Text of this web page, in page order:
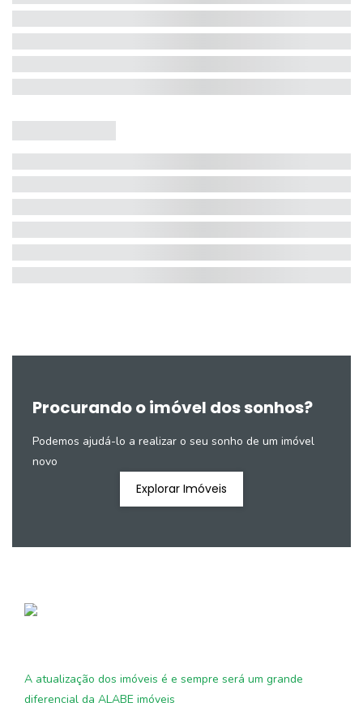
Procurando o imóvel dos sonhos?
Podemos ajudá-lo a realizar o seu sonho de um imóvel
novo
Explorar Imóveis
A atualização dos imóveis é e sempre será um grande
diferencial da ALABE imóveis